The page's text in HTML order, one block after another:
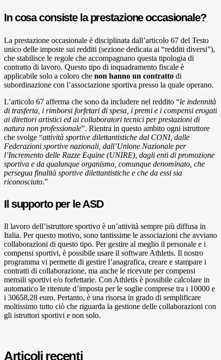
In cosa consiste la prestazione occasionale?
La prestazione occasionale è disciplinata dall’articolo 67 del Testo
unico delle imposte sui redditi (sezione dedicata ai “redditi diversi”),
che stabilisce le regole che accompagnano questa tipologia di
contratto di lavoro. Questo tipo di inquadramento fiscale è
applicabile solo a coloro che non hanno un contratto di
subordinazione con l’associazione sportiva presso la quale operano.
L’articolo 67 afferma che sono da includere nel reddito “le indennità
di trasferta, i rimborsi forfetari di spesa, i premi e i compensi erogati
ai direttori artistici ed ai collaboratori tecnici per prestazioni di
natura non professionale”. Rientra in questo ambito ogni istruttore
che svolge “attività sportive dilettantistiche dal CONI, dalle
Federazioni sportive nazionali, dall’Unione Nazionale per
l’Incremento delle Razze Equine (UNIRE), dagli enti di promozione
sportiva e da qualunque organismo, comunque denominato, che
persegua finalità sportive dilettantistiche e che da essi sia
riconosciuto.”
Il supporto per le ASD
Il lavoro dell’istruttore sportivo è un’attività sempre più diffusa in
Italia. Per questo motivo, sono tantissime le associazioni che avviano
collaborazioni di questo tipo. Per gestire al meglio il personale e i
compensi sportivi, è possibile usare il software Athletis. Il nostro
programma vi permette di gestire l’anagrafica, creare e stampare i
contratti di collaborazione, ma anche le ricevute per compensi
mensili sportivi e/o forfettarie. Con Athletis è possibile calcolare in
automatico le ritenute d’imposta per le soglie comprese tra i 10000 e
i 30658,28 euro. Pertanto, è una risorsa in grado di semplificare
moltissimo tutto ciò che riguarda la gestione delle collaborazioni con
gli istruttori sportivi e non solo.
Articoli recenti